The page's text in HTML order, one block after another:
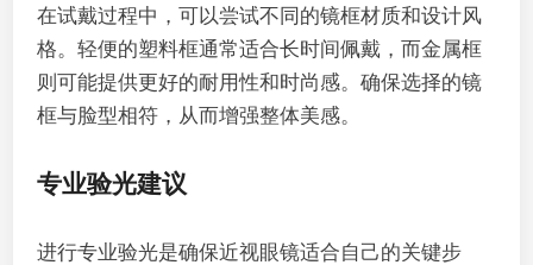
在试戴过程中，可以尝试不同的镜框材质和设计风
格。轻便的塑料框通常适合长时间佩戴，而金属框
则可能提供更好的耐用性和时尚感。确保选择的镜
框与脸型相符，从而增强整体美感。
专业验光建议
进行专业验光是确保近视眼镜适合自己的关键步